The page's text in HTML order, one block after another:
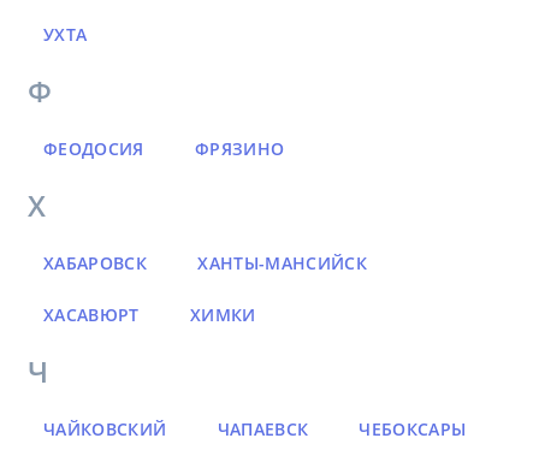
УХТА
Ф
ФЕОДОСИЯ ФРЯЗИНО
Х
ХАБАРОВСК ХАНТЫ-МАНСИЙСК
ХАСАВЮРТ ХИМКИ
Ч
ЧАЙКОВСКИЙ ЧАПАЕВСК ЧЕБОКСАРЫ